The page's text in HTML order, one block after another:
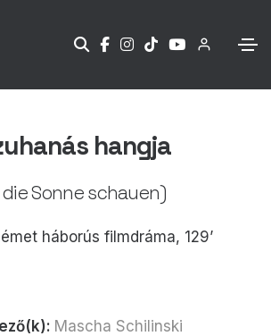
hangja
die Sonne schauen)
háborús filmdráma, 129’
Mascha Schilinski